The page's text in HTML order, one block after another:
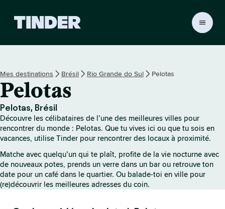
i
n
d
e
Mes destinations Brésil Rio Grande do Sul Pelotas
Pelotas
Pelotas, Brésil
Découvre les célibataires de l’une des meilleures villes pour
rencontrer du monde : Pelotas. Que tu vives ici ou que tu sois en
vacances, utilise Tinder pour rencontrer des locaux à proximité.
Matche avec quelqu’un qui te plaît, profite de la vie nocturne avec
de nouveaux potes, prends un verre dans un bar ou retrouve ton
date pour un café dans le quartier. Ou balade-toi en ville pour
(re)découvrir les meilleures adresses du coin.